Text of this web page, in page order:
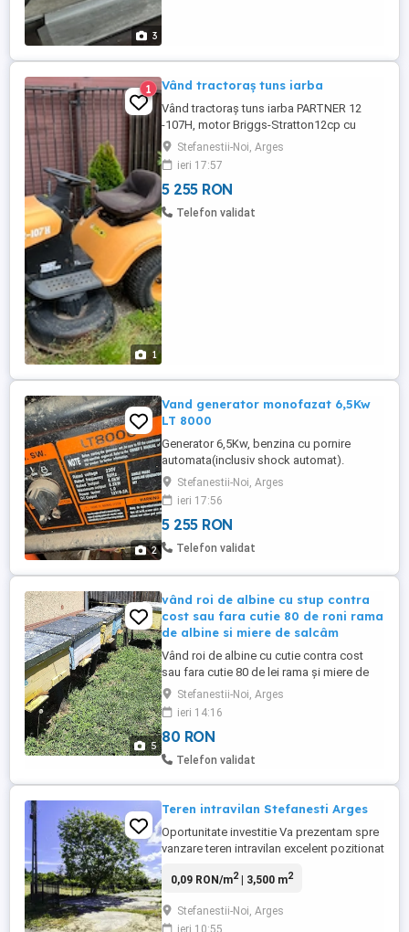
3
1
1 Vând tractoraș tuns iarba
Vând tractoraș tuns iarba PARTNER 12
-107H, motor Briggs-Stratton12cp cu
revizie, curea nouă, fulii și rulmenți noi,
anvelope noi. Nu are baterie funcțională.
Stationeaza de cativa ani, l-am repornit si
nu actioneaza propulsia.Preț 1000 euro
ușor negociabil.
Stefanestii-Noi, Arges
ieri 17:57
5 255 RON
Telefon validat
2
Vand generator monofazat 6,5Kw
LT 8000
Generator 6,5Kw, benzina cu pornire
automata(inclusiv shock automat).
Regulator tensiune si automatizare
inclusa(pornire oprire automata la caderea
revenirea retelei). Are doar 3 ore de
functionare! Nu are baterie si necesita
schimbat uleiul intrucat a stat nefolosit o
Stefanestii-Noi, Arges
ieri 17:56
5 255 RON
Telefon validat
5
vând roi de albine cu stup contra
cost sau fara cutie 80 de roni rama
de albine si miere de salcâm
Vând roi de albine cu cutie contra cost
sau fara cutie 80 de lei rama și miere de
salcâm 45 borcanul de 800 game sau
engros găleată de 7 kg cu 40 lei kg locația
Ștefănești Arges
Stefanestii-Noi, Arges
ieri 14:16
80 RON
Telefon validat
Teren intravilan Stefanesti Arges
Oportunitate investitie Va prezentam spre
vanzare teren intravilan excelent pozitionat
3500 mp cu deschidere de 28 m la DN
, gaze , canalizare , asfalt sau varianta de
0,09 RON/m2| 3,500 m2
Stefanestii-Noi, Arges
ieri 10:55